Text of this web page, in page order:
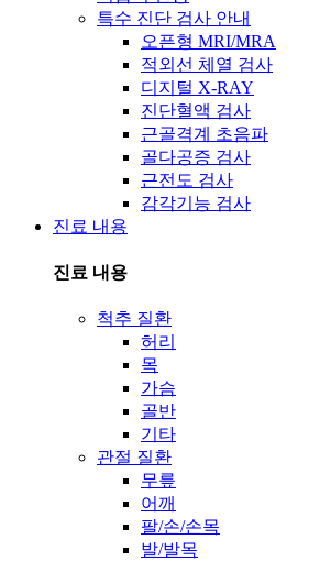
특수 진단 검사 안내
오픈형 MRI/MRA
적외선 체열 검사
디지털 X-RAY
진단혈액 검사
근골격계 초음파
골다공증 검사
근전도 검사
감각기능 검사
진료 내용
진료 내용
척추 질환
허리
목
가슴
골반
기타
관절 질환
무릎
어깨
팔/손/손목
발/발목